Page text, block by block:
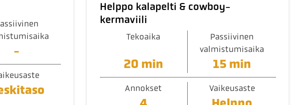
-
Helppo kalapelti & cowboy-
kermaviili
Tekoaika
20 min
Passiivinen
valmistumisaika
15 min
Annokset Vaikeusaste